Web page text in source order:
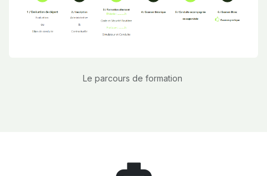
Le parcours de formation